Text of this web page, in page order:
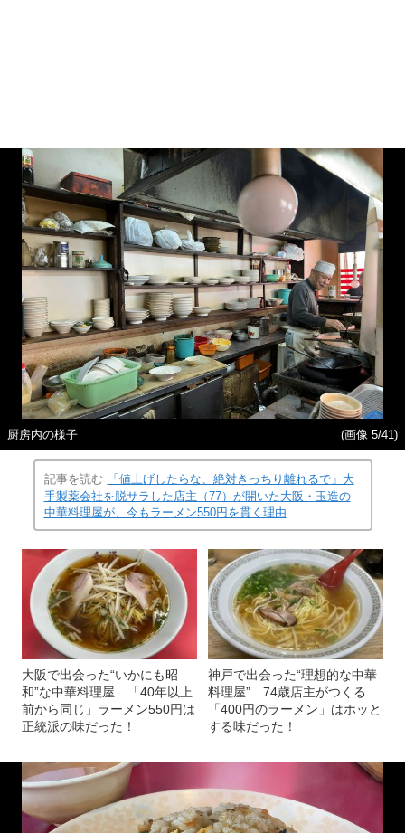
厨房内の様子 (画像 5/41)
記事を読む
「値上げしたらな、絶対きっちり離れるで」大
手製薬会社を脱サラした店主（77）が開いた大阪・玉造の
中華料理屋が、今もラーメン550円を貫く理由
大阪で出会った“いかにも昭
和”な中華料理屋 「40年以上
前から同じ」ラーメン550円は
正統派の味だった！
神戸で出会った“理想的な中華
料理屋” 74歳店主がつくる
「400円のラーメン」はホッと
する味だった！